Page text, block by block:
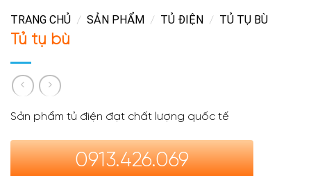
TRANG CHỦ / SẢN PHẨM / TỦ ĐIỆN / TỦ TỤ BÙ
Tủ tụ bù
Sản phẩm tủ điện đạt chất lượng quốc tế
0913.426.069